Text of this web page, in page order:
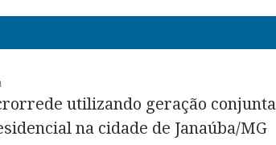
utilizando geração conjunta
na cidade de Janaúba/MG